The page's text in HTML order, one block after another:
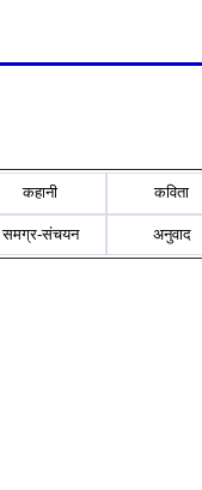
कहानी कविता
समग्र-संचयन अनुवाद